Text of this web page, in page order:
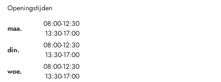
Openingstijden
maa.
08:00-12:30
13:30-17:00
din.
08:00-12:30
13:30-17:00
woe.
08:00-12:30
13:30-17:00